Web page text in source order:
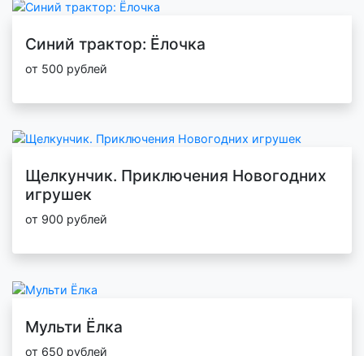
Синий трактор: Ёлочка
от 500 рублей
Щелкунчик. Приключения Новогодних
игрушек
от 900 рублей
Мульти Ёлка
от 650 рублей